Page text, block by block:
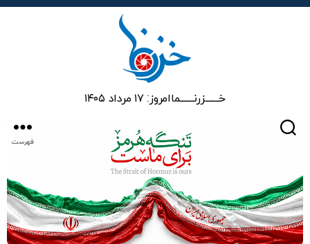
خـــــــزرنـــــــماامروز: ۱۷ مرداد ۱۴۰۵
فهرست